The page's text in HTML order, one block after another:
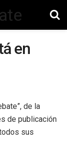
en
de la
de publicación
sus